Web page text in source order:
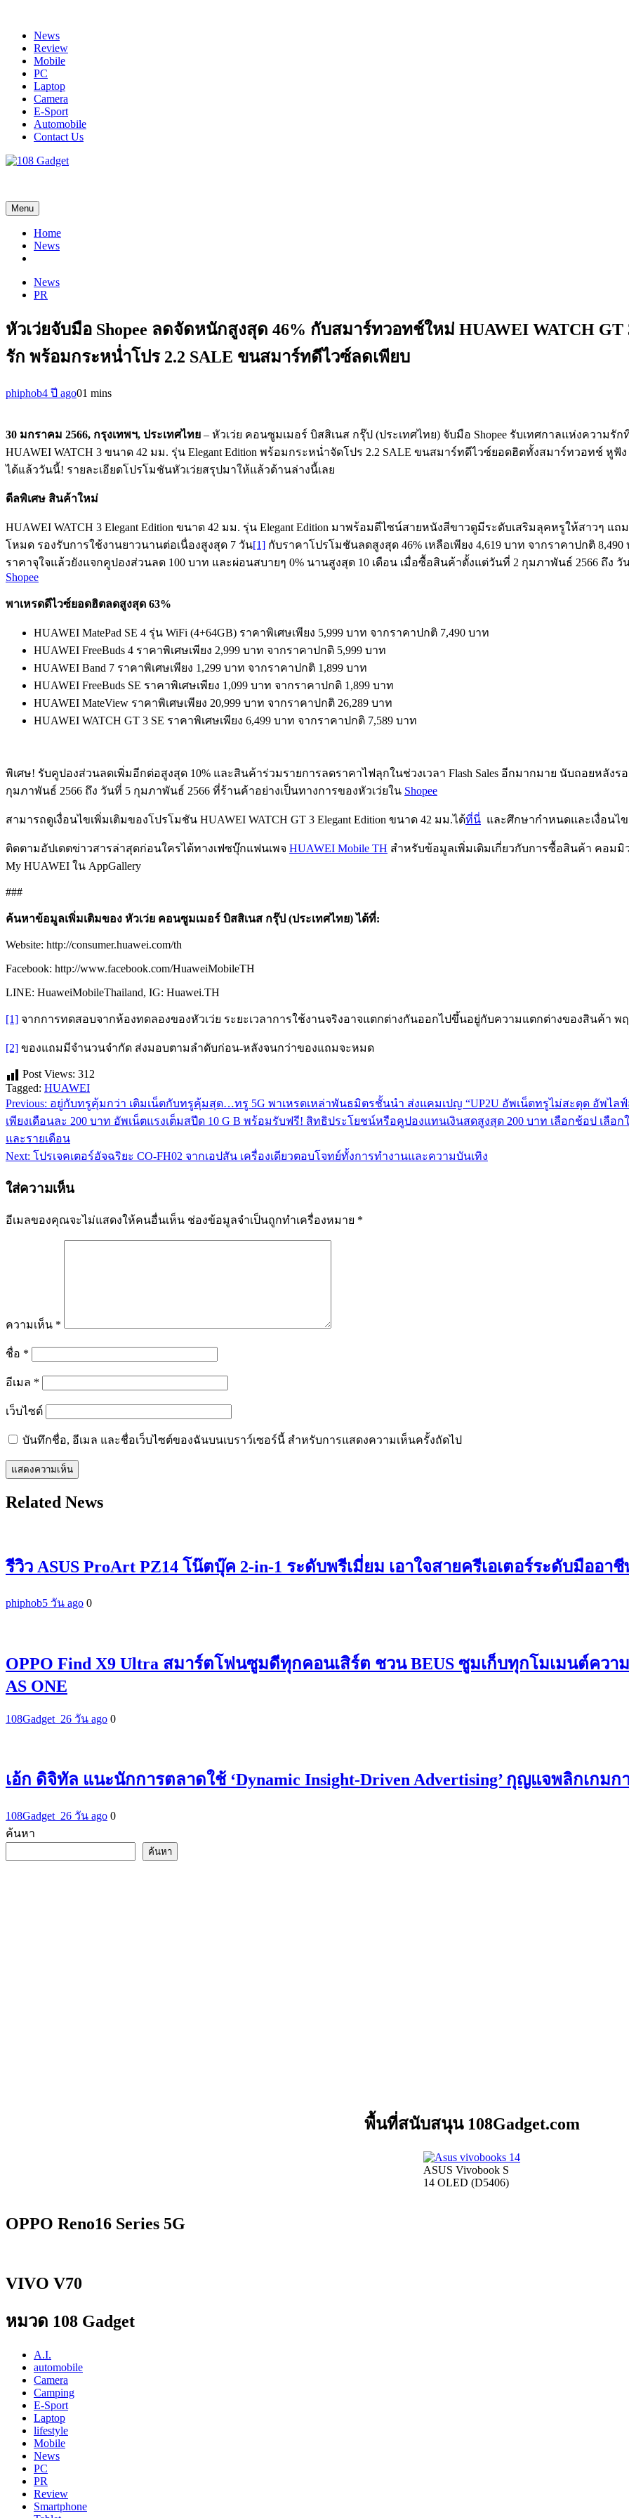
contentNews
Review
Mobile
PC
Laptop
Camera
E-Sport
Automobile
Contact Us
Menu
Home
News
News
PR
หัวเว่ยจับมือ Shopee ลดจัดหนักสูงสุด 46% กับสมาร์ทวอทช์ใหม่ HUAWEI WATCH
รัก พร้อมกระหน่ำโปร 2.2 SALE ขนสมาร์ทดีไวซ์ลดเพียบ
phiphob4 ปี ago01 mins
30 มกราคม 2566, กรุงเทพฯ, ประเทศไทย – หัวเว่ย คอนซูมเมอร์ บิสสิเนส กรุ๊ป (ประเทศไทย) จับมือ Shopee รับเทศกาลแห่งความ
HUAWEI WATCH 3 ขนาด 42 มม. รุ่น Elegant Edition พร้อมกระหน่ำจัดโปร 2.2 SALE ขนสมาร์ทดีไวซ์ยอดฮิตทั้งสมาร์ทวอทช์ หู
ได้แล้ววันนี้! รายละเอียดโปรโมชันหัวเว่ยสรุปมาให้แล้วด้านล่างนี้เลย
ดีลพิเศษ สินค้าใหม่
HUAWEI WATCH 3 Elegant Edition ขนาด 42 มม. รุ่น Elegant Edition มาพร้อมดีไซน์สายหนังสีขาวดูมีระดับเสริมลุคหรูให้สาวๆ
โหมด รองรับการใช้งานยาวนานต่อเนื่องสูงสุด 7 วัน[1] กับราคาโปรโมชันลดสูงสุด 46% เหลือเพียง 4,619 บาท จากราคาปกติ
ราคาจุใจแล้วยังแจกคูปองส่วนลด 100 บาท และผ่อนสบายๆ 0% นานสูงสุด 10 เดือน เมื่อซื้อสินค้าตั้งแต่วันที่ 2 กุมภาพันธ์ 2566 ถึง
Shopee
พาเหรดดีไวซ์ยอดฮิตลดสูงสุด 63%
HUAWEI MatePad SE 4 รุ่น WiFi (4+64GB) ราคาพิเศษเพียง 5,999 บาท จากราคาปกติ 7,490 บาท
HUAWEI FreeBuds 4 ราคาพิเศษเพียง 2,999 บาท จากราคาปกติ 5,999 บาท
HUAWEI Band 7 ราคาพิเศษเพียง 1,299 บาท จากราคาปกติ 1,899 บาท
HUAWEI FreeBuds SE ราคาพิเศษเพียง 1,099 บาท จากราคาปกติ 1,899 บาท
HUAWEI MateView ราคาพิเศษเพียง 20,999 บาท จากราคาปกติ 26,289 บาท
HUAWEI WATCH GT 3 SE ราคาพิเศษเพียง 6,499 บาท จากราคาปกติ 7,589 บาท
พิเศษ! รับคูปองส่วนลดเพิ่มอีกต่อสูงสุด 10% และสินค้าร่วมรายการลดราคาไฟลุกในช่วงเวลา Flash Sales อีกมากมาย นับถอยหลังร
กุมภาพันธ์ 2566 ถึง วันที่ 5 กุมภาพันธ์ 2566 ที่ร้านค้าอย่างเป็นทางการของหัวเว่ยใน Shopee
สามารถดูเงื่อนไขเพิ่มเติมของโปรโมชัน HUAWEI WATCH GT 3 Elegant Edition ขนาด 42 มม.ได้ที่นี่ และศึกษากำหนดและเงื่อนไ
ติดตามอัปเดตข่าวสารล่าสุดก่อนใครได้ทางเฟซบุ๊กแฟนเพจ HUAWEI Mobile TH สำหรับข้อมูลเพิ่มเติมเกี่ยวกับการซื้อสินค้า คอมมิ
My HUAWEI ใน AppGallery
###
ค้นหาข้อมูลเพิ่มเติมของ หัวเว่ย คอนซูมเมอร์ บิสสิเนส กรุ๊ป (ประเทศไทย) ได้ที่:
Website: http://consumer.huawei.com/th
Facebook: http://www.facebook.com/HuaweiMobileTH
LINE: HuaweiMobileThailand, IG: Huawei.TH
[1] จากการทดสอบจากห้องทดลองของหัวเว่ย ระยะเวลาการใช้งานจริงอาจแตกต่างกันออกไปขึ้นอยู่กับความแตกต่างของสินค้า
[2] ของแถมมีจำนวนจำกัด ส่งมอบตามลำดับก่อน-หลังจนกว่าของแถมจะหมด
Post Views: 312
Tagged: HUAWEI
แนะแนว
เรื่อง
Previous: อยู่กับทรูคุ้มกว่า เติมเน็ตกับทรูคุ้มสุด…ทรู 5G พาเหรดเหล่าพันธมิตรชั้นนำ ส่งแคมเปญ “UP2U อัพเน็ตทรูไม่สะดุด อัพไ
เพียงเดือนละ 200 บาท อัพเน็ตแรงเต็มสปีด 10 G B พร้อมรับฟรี! สิทธิประโยชน์หรือคูปองแทนเงินสดสูงสุด 200 บาท เลือกช้อป เลื
และรายเดือน
Next: โปรเจคเตอร์อัจฉริยะ CO-FH02 จากเอปสัน เครื่องเดียวตอบโจทย์ทั้งการทำงานและความบันเทิง
ใส่ความเห็น
อีเมลของคุณจะไม่แสดงให้คนอื่นเห็น ช่องข้อมูลจำเป็นถูกทำเครื่องหมาย *
ความเห็น *
ชื่อ *
อีเมล *
เว็บไซต์
บันทึกชื่อ, อีเมล และชื่อเว็บไซต์ของฉันบนเบราว์เซอร์นี้ สำหรับการแสดงความเห็นครั้งถัดไป
Related News
รีวิว ASUS ProArt PZ14 โน๊ตบุ๊ค 2-in-1 ระดับพรีเมี่ยม เอาใจสายครีเอเตอร์ระดับมืออา
phiphob5 วัน ago 0
OPPO Find X9 Ultra สมาร์ตโฟนซูมดีทุกคอนเสิร์ต ชวน BEUS ซูมเก็บทุกโมเมนต์คว
AS ONE
108Gadget_26 วัน ago 0
เอ้ก ดิจิทัล แนะนักการตลาดใช้ ‘Dynamic Insight-Driven Advertising’ กุญแจพลิกเกมก
108Gadget_26 วัน ago 0
ค้นหา
ค้นหา
พื้นที่สนับสนุน 108Gadget.com
ASUS Vivobook S
14 OLED (D5406)
OPPO Reno16 Series 5G
VIVO V70
หมวด 108 Gadget
A.I.
automobile
Camera
Camping
E-Sport
Laptop
lifestyle
Mobile
News
PC
PR
Review
Smartphone